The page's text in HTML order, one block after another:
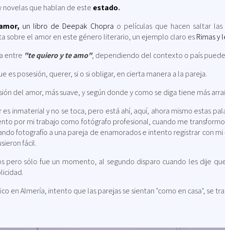
novelas que hablan de este estado.
un libro de Deepak Chopra o películas que hacen saltar las
sobre el amor en este género literario, un ejemplo claro esRimas y
entre "te quiero y te amo", dependiendo del contexto o país
es posesión, querer, si o si obligar, en cierta manera a la pareja.
del amor, más suave, y según donde y como se diga tiene más
es inmaterial y no se toca, pero está ahí, aquí, ahora mismo estas
por mi trabajo como fotógrafo profesional, cuando me
fotografío a una pareja de enamorados e intento registrar con
fácil.
pero sólo fue un momento, al segundo disparo cuando les dije
en Almería, intento que las parejas se sientan "como en casa", se